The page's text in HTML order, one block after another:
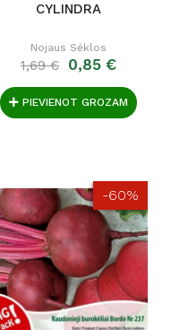
CYLINDRA
Nojaus Sėklos
1,69 € 0,85 €
PIEVIENOT GROZAM
-60%